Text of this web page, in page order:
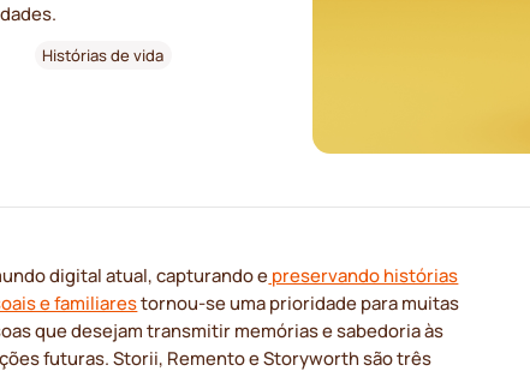
Histórias de vida
digital atual, capturando e preservando histórias
e familiarestornou-se uma prioridade para muitas
que desejam transmitir memórias e sabedoria às
futuras. Storii, Remento e Storyworth são três